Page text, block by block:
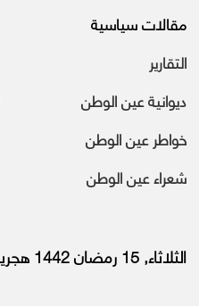
مقالات سياسية
التقارير
ديوانية عين الوطن
خواطر عين الوطن
شعراء عين الوطن
الثلاثاء, 15 رمضان 1442 هجريا, 27 أبريل 2021 ميلاديا.